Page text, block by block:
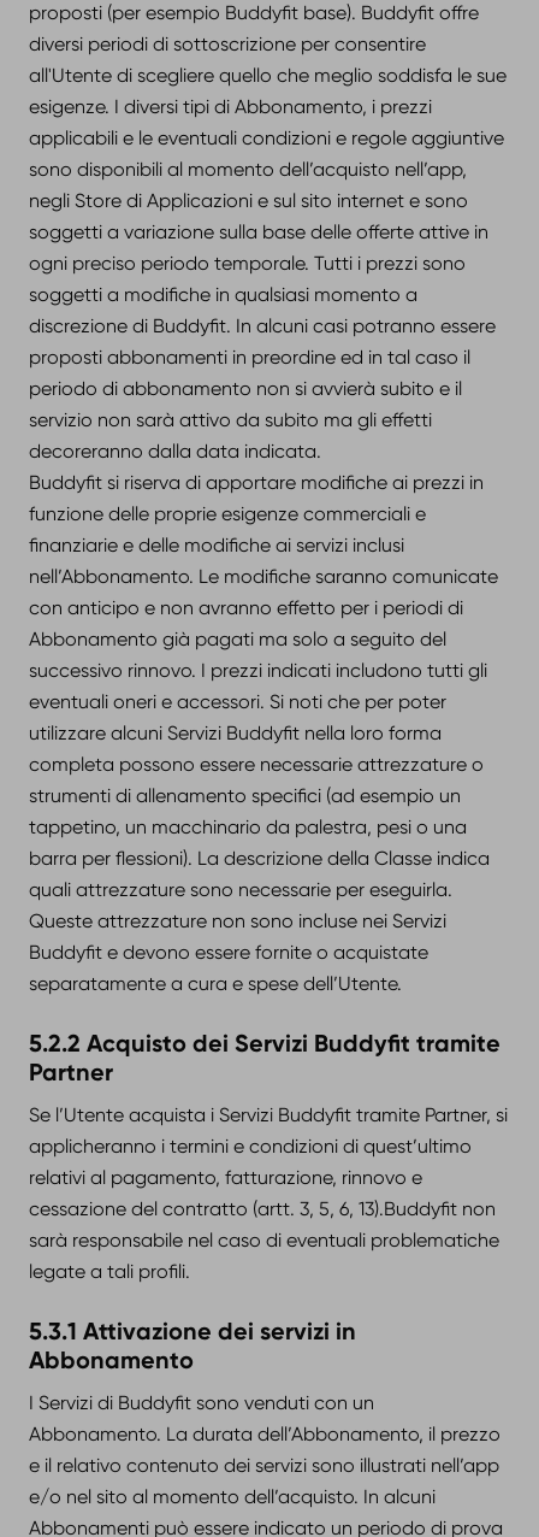
proposti (per esempio Buddyfit base). Buddyfit offre
diversi periodi di sottoscrizione per consentire
all'Utente di scegliere quello che meglio soddisfa le sue
esigenze. I diversi tipi di Abbonamento, i prezzi
applicabili e le eventuali condizioni e regole aggiuntive
sono disponibili al momento dell’acquisto nell’app,
negli Store di Applicazioni e sul sito internet e sono
soggetti a variazione sulla base delle offerte attive in
ogni preciso periodo temporale. Tutti i prezzi sono
soggetti a modifiche in qualsiasi momento a
discrezione di Buddyfit. In alcuni casi potranno essere
proposti abbonamenti in preordine ed in tal caso il
periodo di abbonamento non si avvierà subito e il
servizio non sarà attivo da subito ma gli effetti
decoreranno dalla data indicata.
Buddyfit si riserva di apportare modifiche ai prezzi in
funzione delle proprie esigenze commerciali e
finanziarie e delle modifiche ai servizi inclusi
nell’Abbonamento. Le modifiche saranno comunicate
con anticipo e non avranno effetto per i periodi di
Abbonamento già pagati ma solo a seguito del
successivo rinnovo. I prezzi indicati includono tutti gli
eventuali oneri e accessori. Si noti che per poter
utilizzare alcuni Servizi Buddyfit nella loro forma
completa possono essere necessarie attrezzature o
strumenti di allenamento specifici (ad esempio un
tappetino, un macchinario da palestra, pesi o una
barra per flessioni). La descrizione della Classe indica
quali attrezzature sono necessarie per eseguirla.
Queste attrezzature non sono incluse nei Servizi
Buddyfit e devono essere fornite o acquistate
separatamente a cura e spese dell’Utente.
5.2.2 Acquisto dei Servizi Buddyfit tramite
Partner
Se l’Utente acquista i Servizi Buddyfit tramite Partner, si
applicheranno i termini e condizioni di quest’ultimo
relativi al pagamento, fatturazione, rinnovo e
cessazione del contratto (artt. 3, 5, 6, 13).Buddyfit non
sarà responsabile nel caso di eventuali problematiche
legate a tali profili.
5.3.1 Attivazione dei servizi in
Abbonamento
I Servizi di Buddyfit sono venduti con un
Abbonamento. La durata dell’Abbonamento, il prezzo
e il relativo contenuto dei servizi sono illustrati nell’app
e/o nel sito al momento dell’acquisto. In alcuni
Abbonamenti può essere indicato un periodo di prova